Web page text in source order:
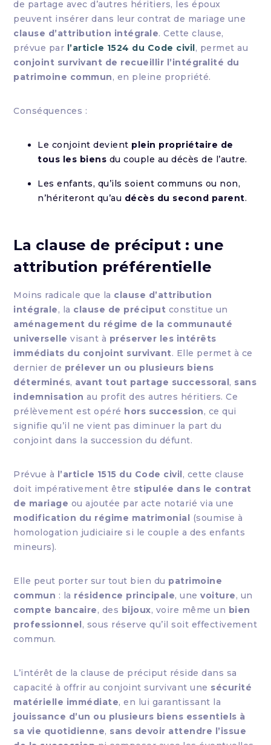
de partage avec d’autres héritiers, les époux
peuvent insérer dans leur contrat de mariage une
clause d’attribution intégrale. Cette clause,
prévue par l’article 1524 du Code civil, permet au
conjoint survivant de recueillir l’intégralité du
patrimoine commun, en pleine propriété.
Conséquences :
Le conjoint devient plein propriétaire de
tous les biens du couple au décès de l’autre.
Les enfants, qu’ils soient communs ou non,
n’hériteront qu’au décès du second parent.
La clause de préciput : une
attribution préférentielle
Moins radicale que la clause d’attribution
intégrale, la clause de préciput constitue un
aménagement du régime de la communauté
universelle visant à préserver les intérêts
immédiats du conjoint survivant. Elle permet à ce
dernier de prélever un ou plusieurs biens
déterminés, avant tout partage successoral, sans
indemnisation au profit des autres héritiers. Ce
prélèvement est opéré hors succession, ce qui
signifie qu’il ne vient pas diminuer la part du
conjoint dans la succession du défunt.
Prévue à l’article 1515 du Code civil, cette clause
doit impérativement être stipulée dans le contrat
de mariage ou ajoutée par acte notarié via une
modification du régime matrimonial (soumise à
homologation judiciaire si le couple a des enfants
mineurs).
Elle peut porter sur tout bien du patrimoine
commun : la résidence principale, unevoiture, un
compte bancaire, des bijoux, voire même un bien
professionnel, sous réserve qu’il soit effectivement
commun.
L’intérêt de la clause de préciput réside dans sa
capacité à offrir au conjoint survivant une sécurité
matérielle immédiate, en lui garantissant la
jouissance d’un ou plusieurs biens essentiels à
sa vie quotidienne, sans devoir attendre l’issue